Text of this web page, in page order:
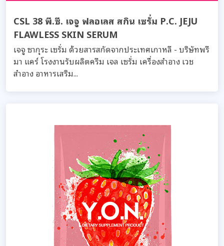
CSL 38 พี.ซี. เจจู ฟลอเลส สกิน เซรั่ม P.C. JEJU
FLAWLESS SKIN SERUM
เจจู ซากุระ เซรั่ม ด้วยสารสกัดจากประเทศเกาหลี - บริษัทพรี
มา แคร์ โรงงานรับผลิตครีม เจล เซรั่ม เครื่องสำอาง เวช
สำอาง อาหารเสริม...